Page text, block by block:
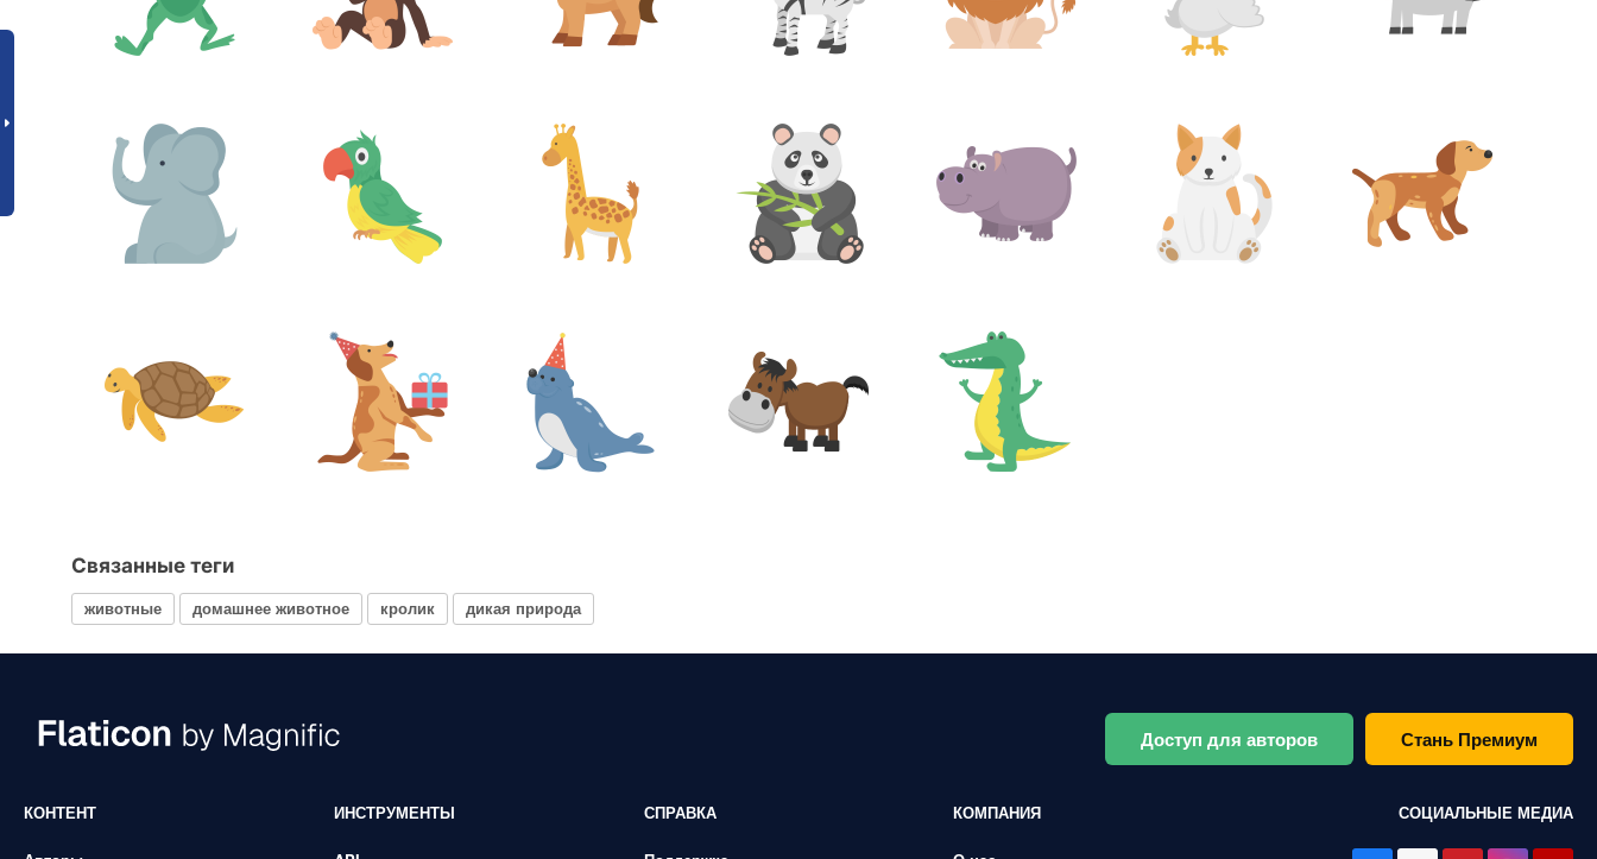
Связанные теги
животные домашнее животное кролик дикая природа
Доступ для авторов Стань Премиум
КОНТЕНТ ИНСТРУМЕНТЫ СПРАВКА КОМПАНИЯ СОЦИАЛЬНЫЕ МЕДИА